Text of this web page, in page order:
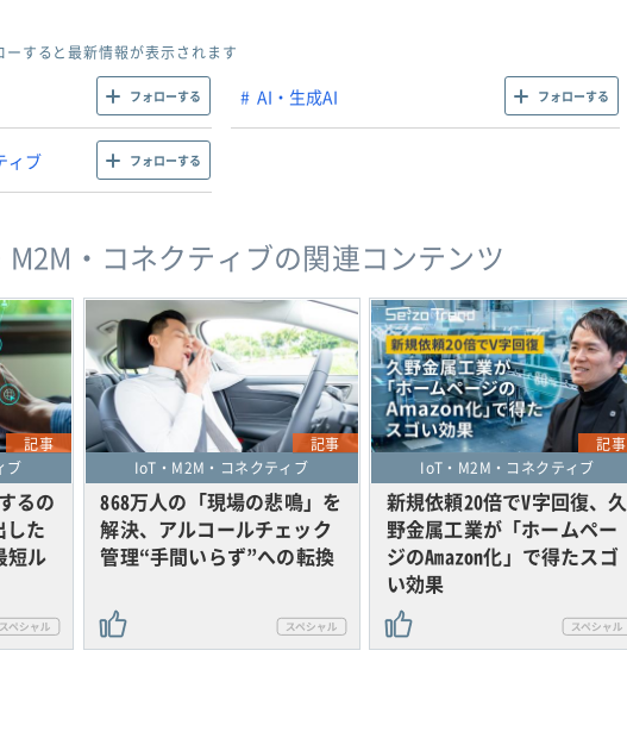
ーすると最新情報が表示されます
フォローする AI・生成AI フォローする
ィブ フォローする
M2M・コネクティブの関連コンテンツ
記事
ブ
るの
した
短ル
記事
IoT・M2M・コネクティブ
868万人の「現場の悲鳴」を
解決、アルコールチェック
管理“手間いらず”への転換
記事
IoT・M2M・コネクティブ
新規依頼20倍でV字回復、久
野金属工業が「ホームペー
ジのAmazon化」で得たスゴ
い効果